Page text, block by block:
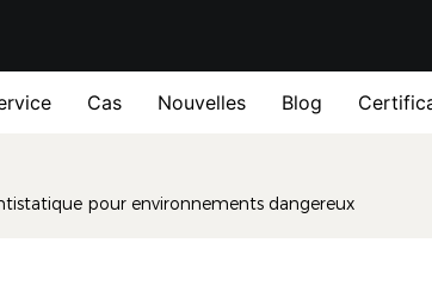
Cas Nouvelles Blog
pour environnements dangereux